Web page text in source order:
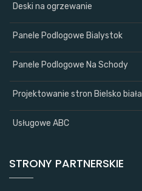
Deski na ogrzewanie
Panele Podlogowe Bialystok
Panele Podlogowe Na Schody
Projektowanie stron Bielsko biała
Usługowe ABC
STRONY PARTNERSKIE